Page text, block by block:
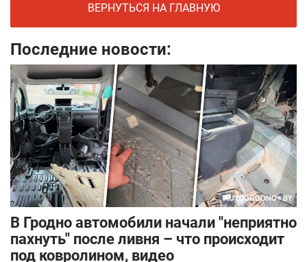
ВЕРНУТЬСЯ НА ГЛАВНУЮ
Последние новости:
В Гродно автомобили начали "неприятно
пахнуть" после ливня – что происходит
под ковролином, видео